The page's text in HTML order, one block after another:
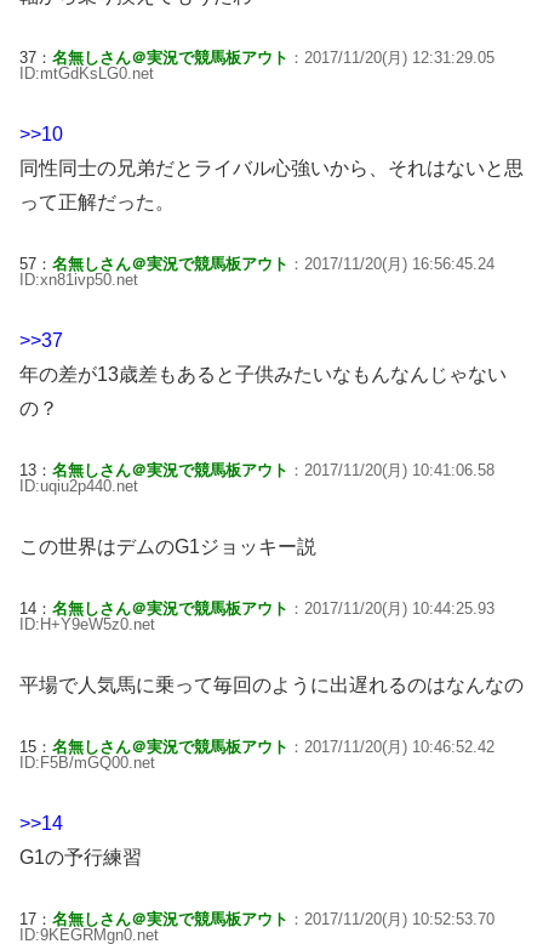
37： 名無しさん＠実況で競馬板アウト ：2017/11/20(月) 12:31:29.05
ID:mtGdKsLG0.net
>>10
同性同士の兄弟だとライバル心強いから、それはないと思
って正解だった。
57： 名無しさん＠実況で競馬板アウト ：2017/11/20(月) 16:56:45.24
ID:xn81ivp50.net
>>37
年の差が13歳差もあると子供みたいなもんなんじゃない
の？
13： 名無しさん＠実況で競馬板アウト ：2017/11/20(月) 10:41:06.58
ID:uqiu2p440.net
この世界はデムのG1ジョッキー説
14： 名無しさん＠実況で競馬板アウト ：2017/11/20(月) 10:44:25.93
ID:H+Y9eW5z0.net
平場で人気馬に乗って毎回のように出遅れるのはなんなの
15： 名無しさん＠実況で競馬板アウト ：2017/11/20(月) 10:46:52.42
ID:F5B/mGQ00.net
>>14
G1の予行練習
17： 名無しさん＠実況で競馬板アウト ：2017/11/20(月) 10:52:53.70
ID:9KEGRMgn0.net